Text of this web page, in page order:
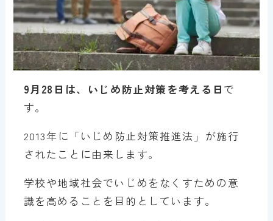
9月28日は、いじめ防止対策を考える日 で
す。
2013年に「いじめ防止対策推進法」が施行
されたことに由来します。
学校や地域社会でいじめをなくすための意
識を高めることを目的としています。